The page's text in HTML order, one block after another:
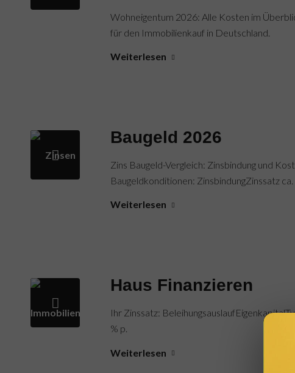
Wohneigentum 2026: Alle Kosten im
für den Immobilienkauf in Deutschland.
Weiterlesen
Baugeld 2026
Zins Baugeld-Vergleich: Zinsbindung und
Baugeldkonditionen: ZinsbindungZinssatz ca.
Weiterlesen
Haus Finanzieren
Ihr Zinssatz:
% p.
Weiterlesen